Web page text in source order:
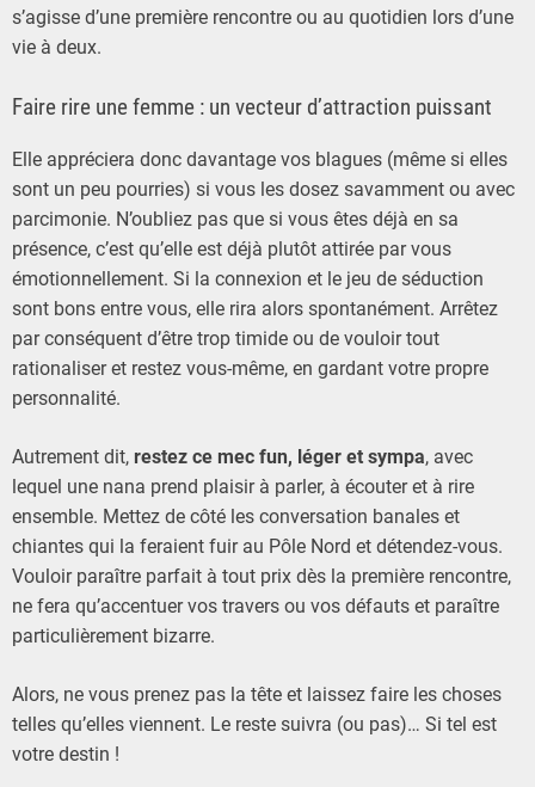
s’agisse d’une première rencontre ou au quotidien lors d’une
vie à deux.
Faire rire une femme : un vecteur d’attraction puissant
Elle appréciera donc davantage vos blagues (même si elles
sont un peu pourries) si vous les dosez savamment ou avec
parcimonie. N’oubliez pas que si vous êtes déjà en sa
présence, c’est qu’elle est déjà plutôt attirée par vous
émotionnellement. Si la connexion et le jeu de séduction
sont bons entre vous, elle rira alors spontanément. Arrêtez
par conséquent d’être trop timide ou de vouloir tout
rationaliser et restez vous-même, en gardant votre propre
personnalité.
Autrement dit, restez ce mec fun, léger et sympa, avec
lequel une nana prend plaisir à parler, à écouter et à rire
ensemble. Mettez de côté les conversation banales et
chiantes qui la feraient fuir au Pôle Nord et détendez-vous.
Vouloir paraître parfait à tout prix dès la première rencontre,
ne fera qu’accentuer vos travers ou vos défauts et paraître
particulièrement bizarre.
Alors, ne vous prenez pas la tête et laissez faire les choses
telles qu’elles viennent. Le reste suivra (ou pas)… Si tel est
votre destin !